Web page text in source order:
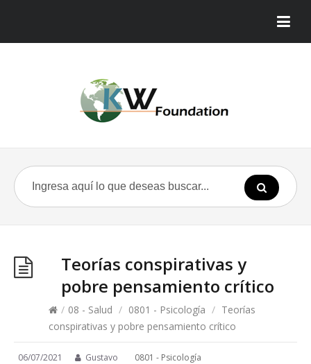
Teorías conspirativas y
pobre pensamiento crítico
/ 08 - Salud / 0801 - Psicología / Teorías
conspirativas y pobre pensamiento crítico
06/07/2021 Gustavo 0801 - Psicología